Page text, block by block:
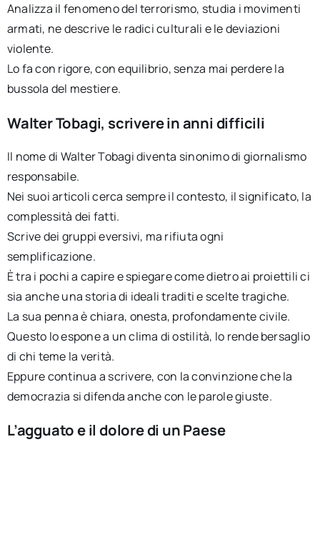
Analizza il fenomeno del terrorismo, studia i movimenti
armati, ne descrive le radici culturali e le deviazioni
violente.
Lo fa con rigore, con equilibrio, senza mai perdere la
bussola del mestiere.
Walter Tobagi, scrivere in anni difficili
Il nome di Walter Tobagi diventa sinonimo di giornalismo
responsabile.
Nei suoi articoli cerca sempre il contesto, il significato, la
complessità dei fatti.
Scrive dei gruppi eversivi, ma rifiuta ogni
semplificazione.
È tra i pochi a capire e spiegare come dietro ai proiettili ci
sia anche una storia di ideali traditi e scelte tragiche.
La sua penna è chiara, onesta, profondamente civile.
Questo lo espone a un clima di ostilità, lo rende bersaglio
di chi teme la verità.
Eppure continua a scrivere, con la convinzione che la
democrazia si difenda anche con le parole giuste.
L’agguato e il dolore di un Paese